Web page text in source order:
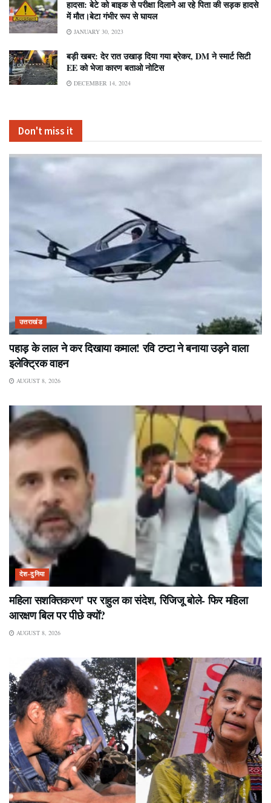
हादसा: बेटे को बाइक से परीक्षा दिलाने आ रहे पिता की सड़क हादसे
में मौत।बेटा गंभीर रूप से घायल
JANUARY 30, 2023
बड़ी खबर: देर रात उखाड़ दिया गया ब्रेकर, DM ने स्मार्ट सिटी
EE को भेजा कारण बताओ नोटिस
DECEMBER 14, 2024
Don't miss it
उत्तराखंड
पहाड़ के लाल ने कर दिखाया कमाल! रवि टम्टा ने बनाया उड़ने वाला
इलेक्ट्रिक वाहन
AUGUST 8, 2026
देश-दुनिया
महिला सशक्तिकरण’ पर राहुल का संदेश, रिजिजू बोले- फिर महिला
आरक्षण बिल पर पीछे क्यों?
AUGUST 8, 2026